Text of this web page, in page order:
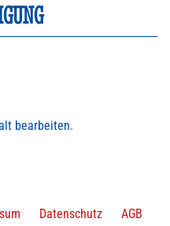
bearbeiten.
Datenschutz AGB